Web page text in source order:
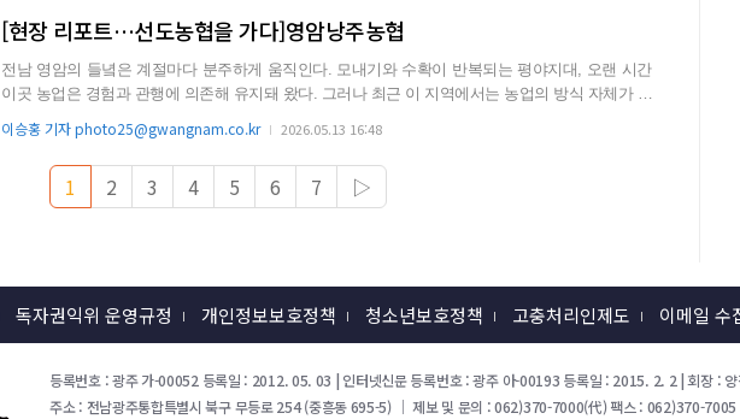
[현장 리포트…선도농협을 가다]영암낭주농협
전남 영암의 들녘은 계절마다 분주하게 움직인다. 모내기와 수확이 반복되는 평야지대, 오랜 시간
이곳 농업은 경험과 관행에 의존해 유지돼 왔다. 그러나 최근 이 지역에서는 농업의 방식 자체가 달
이승홍 기자 photo25@gwangnam.co.kr 2026.05.13 16:48
1 2 3 4 5 6 7 ▷
독자권익위 운영규정 개인정보보호정책 청소년보호정책 고충처리인제도 이메일 수
등록번호 : 광주 가-00052 등록일 : 2012. 05. 03 | 인터넷신문 등록번호 : 광주 아-00193 등록일 : 2015. 2. 2 | 회장 : 양
주소 : 전남광주통합특별시 북구 무등로 254 (중흥동 695-5) ｜ 제보 및 문의 : 062)370-7000(代) 팩스 : 062)370-